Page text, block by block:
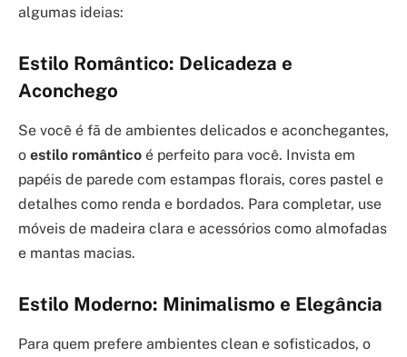
algumas ideias:
Estilo Romântico: Delicadeza e
Aconchego
Se você é fã de ambientes delicados e aconchegantes,
o estilo romântico é perfeito para você. Invista em
papéis de parede com estampas florais, cores pastel e
detalhes como renda e bordados. Para completar, use
móveis de madeira clara e acessórios como almofadas
e mantas macias.
Estilo Moderno: Minimalismo e Elegância
Para quem prefere ambientes clean e sofisticados, o